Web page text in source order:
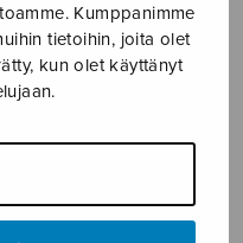
Kumppanimme
tietoihin, joita olet
kun olet käyttänyt